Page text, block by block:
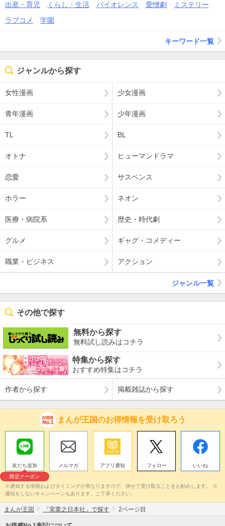
出産・育児 くらし・生活 バイオレンス 愛憎劇
ミステリー
ラブコメ
学園
キーワード一覧
ジャンルから探す
女性漫画 少女漫画
青年漫画 少年漫画
TL BL
オトナ ヒューマンドラマ
恋愛 サスペンス
ホラー ネオン
医療・病院系 歴史・時代劇
グルメ ギャグ・コメディー
職業・ビジネス アクション
ジャンル一覧
その他で探す
無料から探す
無料試し読みはコチラ
特集から探す
おすすめ特集はコチラ
作者から探す 掲載雑誌から探す
まんが王国のお得情報を受け取ろう
友だち追加
限定クーポン
メルマガ アプリ通知 フォロー いいね
※通知する情報およびタイミングが異なりますので、併せて受け取ることをお勧めします。 ※
通知をしないキャンペーンもあります。ご了承ください。
まんが王国 「実業之日本社」で探す 2ページ目